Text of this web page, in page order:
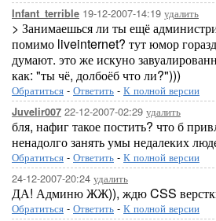
Infant_terrible 19-12-2007-14:19 удалить
> Занимаешься ли ты ещё
помимо liveinternet? тут юмор
думают. это же искуно
как: "ты чё, долбоёб что ли?")))
Обратиться - Ответить - К полной версии
Juvelir007 22-12-2007-02:29 удалить
бля, нафиг такое постить? что б
ненадолго занять умы недалеких
Обратиться - Ответить - К полной версии
24-12-2007-20:24 удалить
ДА! Админю ЖЖ)), ждю CSS
Обратиться - Ответить - К полной версии